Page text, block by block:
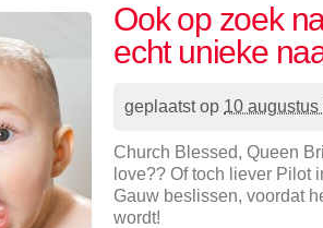
Ook op zoek
echt unieke
geplaatst op 10 augustus
Church Blessed, Queen
love?? Of toch liever Pilot
Gauw beslissen, voordat
wordt!